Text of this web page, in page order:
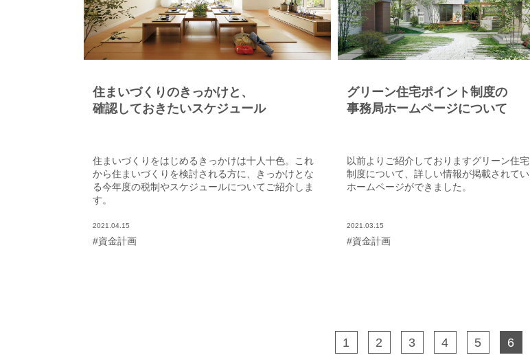
住まいづくりのきっかけと、
確認しておきたいスケジュール
住まいづくりをはじめるきっかけは十人十色。これ
から住まいづくりを検討される方に、きっかけとな
る今年度の税制やスケジュールについてご紹介しま
す。
2021.04.15
#資金計画
グリーン住宅ポイント制度の
事務局ホームページについて
以前よりご紹介しておりますグリーン住
制度について、詳しい情報が掲載されて
ホームページができました。
2021.03.15
#資金計画
1 2 3 4 5 6